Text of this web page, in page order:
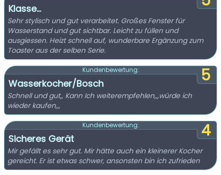
Klasse...
Sehr stylisch und gut verarbeitet. Großes Fenster für
Wasserstand und gut sichtbar. Leicht zu füllen und
ausgiessen. Heizt schnell auf, wunderbare Ergänzung zum
Toaster aus der selben Serie.
5
Kundenbewertung:
Wasserkocher/Bosch
Schnell und gut,, Kann Ich weiterempfehlen,,,würde ich
wieder kaufen,,,
4
Kundenbewertung:
Sicheres Gerät
Mir gefällt es sehr gut. Mir hätte auch ein kleinerer Kocher
gereicht. Er ist etwas schwer, ansonsten bin ich zufrieden